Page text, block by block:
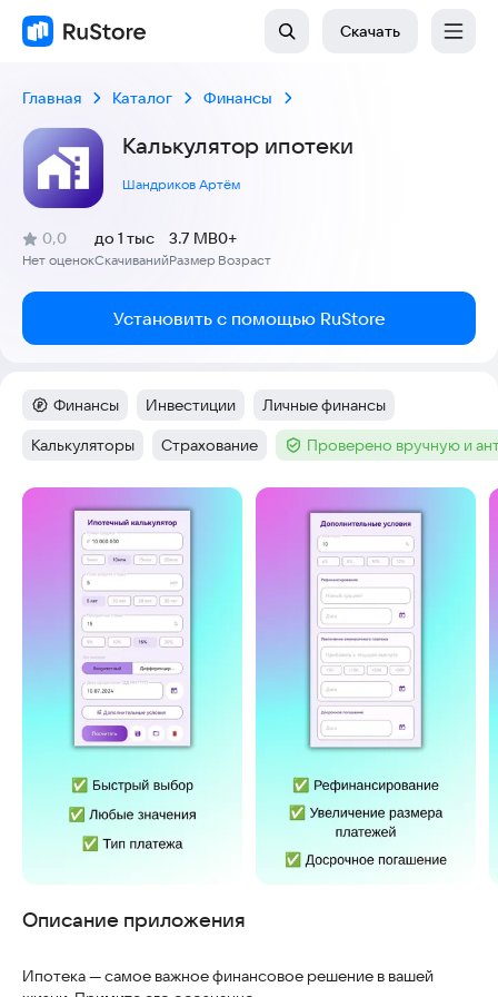
Скачать
Главная Каталог Финансы
Калькулятор ипотеки
Шандриков Артём
Рейтинг:
0,0
(
Нет оценок
)
Скачиваний
до 1 тыс
Размер
3.7 MB
Возраст
0+
Установить с помощью RuStore
Категория:
Финансы Тег:
Инвестиции Тег:
Личные финансы
Тег:
Калькуляторы Тег:
Страхование Тег :Проверено вручную и
Скриншоты
Описание приложения
Ипотека — самое важное финансовое решение в вашей